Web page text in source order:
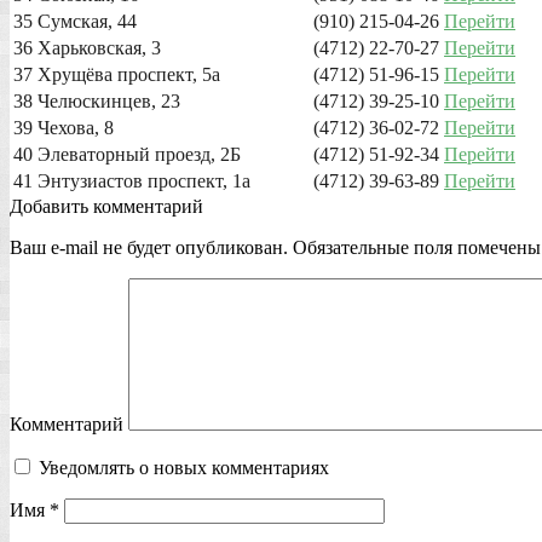
35 Сумская, 44 (910) 215-04-26 Перейти
36 Харьковская, 3 (4712) 22-70-27 Перейти
37 Хрущёва проспект, 5а (4712) 51-96-15 Перейти
38 Челюскинцев, 23 (4712) 39-25-10 Перейти
39 Чехова, 8 (4712) 36-02-72 Перейти
40 Элеваторный проезд, 2Б (4712) 51-92-34 Перейти
41 Энтузиастов проспект, 1а (4712) 39-63-89 Перейти
Добавить комментарий
Ваш e-mail не будет опубликован. Обязательные поля
Комментарий
Уведомлять о новых комментариях
Имя *